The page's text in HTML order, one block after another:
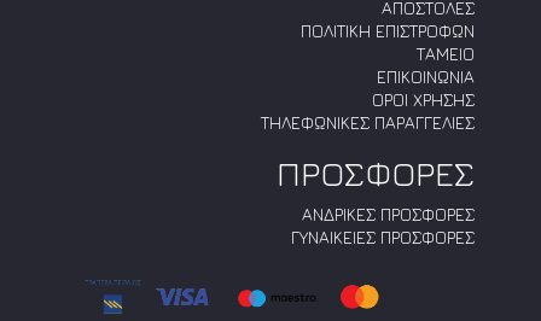
ΑΠΟΣΤΟΛΕΣ
ΠΟΛΙΤΙΚΗ ΕΠΙΣΤΡΟΦΩΝ
ΤΑΜΕΙΟ
ΕΠΙΚΟΙΝΩΝΙΑ
ΟΡΟΙ ΧΡΗΣΗΣ
ΤΗΛΕΦΩΝΙΚΕΣ ΠΑΡΑΓΓΕΛΙΕΣ
ΠΡΟΣΦΟΡΕΣ
ΑΝΔΡΙΚΕΣ ΠΡΟΣΦΟΡΕΣ
ΓΥΝΑΙΚΕΙΕΣ ΠΡΟΣΦΟΡΕΣ